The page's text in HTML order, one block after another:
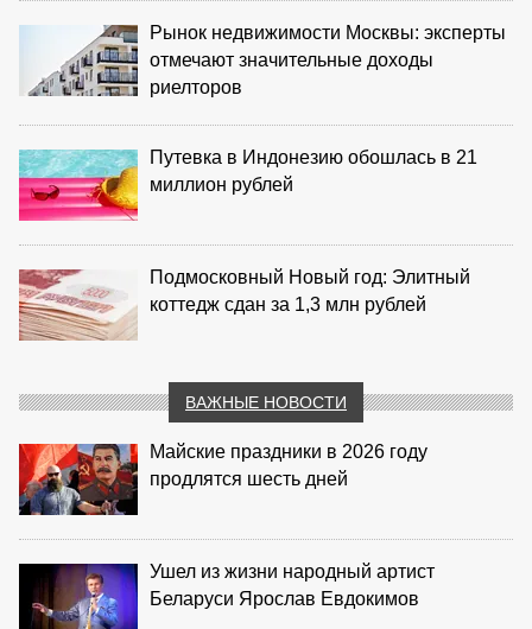
Рынок недвижимости Москвы: эксперты
отмечают значительные доходы
риелторов
Путевка в Индонезию обошлась в 21
миллион рублей
Подмосковный Новый год: Элитный
коттедж сдан за 1,3 млн рублей
ВАЖНЫЕ НОВОСТИ
Майские праздники в 2026 году
продлятся шесть дней
Ушел из жизни народный артист
Беларуси Ярослав Евдокимов